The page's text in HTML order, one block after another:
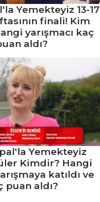
Yemekteyiz 13-17
finali! Kim
yarışmacı kaç
aldı?
Yemekteyiz
Kimdir? Hangi
katıldı ve
puan aldı?